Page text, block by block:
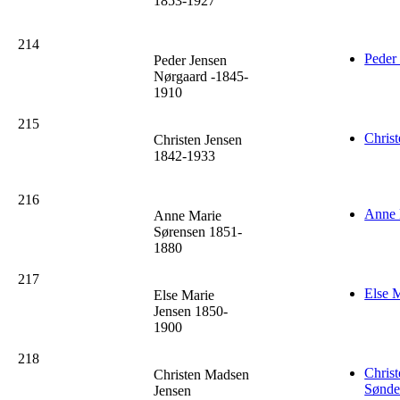
214
Peder Jensen
Nørgaard -1845-
1910
215
Christen Jensen
1842-1933
216
Anne Marie
Sørensen 1851-
1880
Anne
217
Else Marie
Jensen 1850-
1900
Else
218
Christen Madsen
Jensen